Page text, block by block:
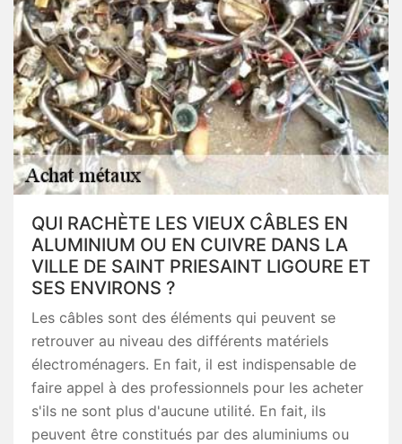
QUI RACHÈTE LES VIEUX CÂBLES EN
ALUMINIUM OU EN CUIVRE DANS LA
VILLE DE SAINT PRIESAINT LIGOURE ET
SES ENVIRONS ?
Les câbles sont des éléments qui peuvent se
retrouver au niveau des différents matériels
électroménagers. En fait, il est indispensable de
faire appel à des professionnels pour les acheter
s'ils ne sont plus d'aucune utilité. En fait, ils
peuvent être constitués par des aluminiums ou